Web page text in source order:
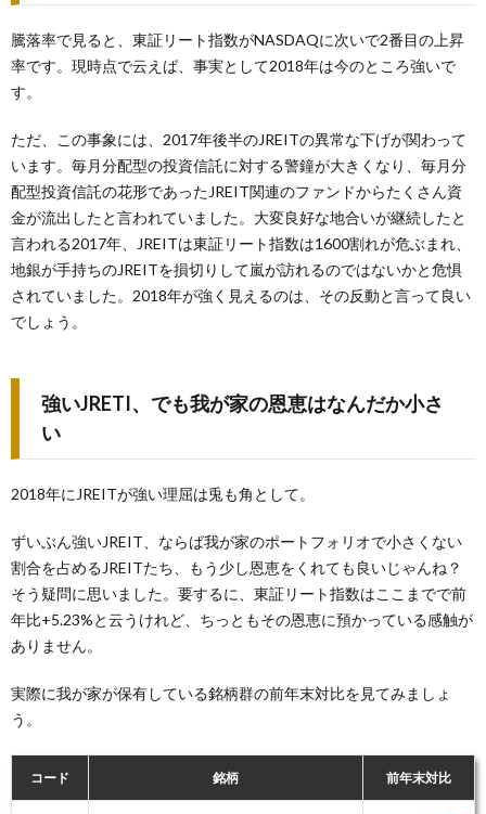
騰落率で見ると、東証リート指数がNASDAQに次いで2番目の上昇
率です。現時点で云えば、事実として2018年は今のところ強いで
す。
ただ、この事象には、2017年後半のJREITの異常な下げが関わって
います。毎月分配型の投資信託に対する警鐘が大きくなり、毎月分
配型投資信託の花形であったJREIT関連のファンドからたくさん資
金が流出したと言われていました。大変良好な地合いが継続したと
言われる2017年、JREITは東証リート指数は1600割れが危ぶまれ、
地銀が手持ちのJREITを損切りして嵐が訪れるのではないかと危惧
されていました。2018年が強く見えるのは、その反動と言って良い
でしょう。
強いJRETI、でも我が家の恩恵はなんだか小さ
い
2018年にJREITが強い理屈は兎も角として。
ずいぶん強いJREIT、ならば我が家のポートフォリオで小さくない
割合を占めるJREITたち、もう少し恩恵をくれても良いじゃんね？
そう疑問に思いました。要するに、東証リート指数はここまでで前
年比+5.23%と云うけれど、ちっともその恩恵に預かっている感触が
ありません。
実際に我が家が保有している銘柄群の前年末対比を見てみましょ
う。
コード 銘柄 前年末対比